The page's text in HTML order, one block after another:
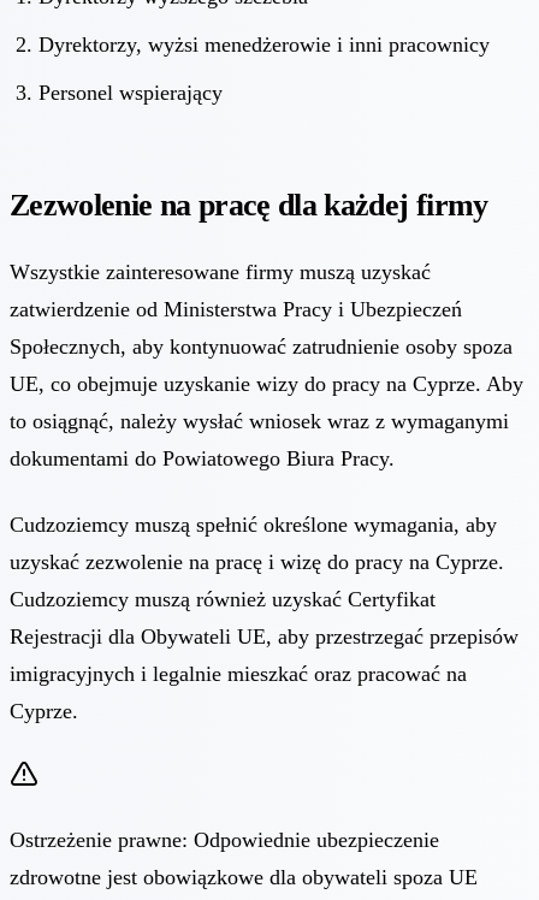
Dyrektorzy, wyżsi menedżerowie i inni pracownicy
Personel wspierający
Zezwolenie na pracę dla każdej firmy
Wszystkie zainteresowane firmy muszą uzyskać
zatwierdzenie od Ministerstwa Pracy i Ubezpieczeń
Społecznych, aby kontynuować zatrudnienie osoby spoza
UE, co obejmuje uzyskanie wizy do pracy na Cyprze. Aby
to osiągnąć, należy wysłać wniosek wraz z wymaganymi
dokumentami do Powiatowego Biura Pracy.
Cudzoziemcy muszą spełnić określone wymagania, aby
uzyskać zezwolenie na pracę i wizę do pracy na Cyprze.
Cudzoziemcy muszą również uzyskać Certyfikat
Rejestracji dla Obywateli UE, aby przestrzegać przepisów
imigracyjnych i legalnie mieszkać oraz pracować na
Cyprze.
Ostrzeżenie prawne: Odpowiednie ubezpieczenie
zdrowotne jest obowiązkowe dla obywateli spoza UE